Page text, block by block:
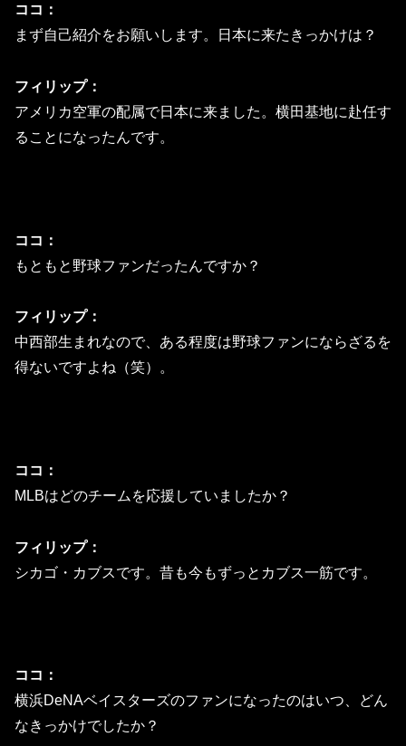
ココ：
まず自己紹介をお願いします。日本に来たきっかけは？
フィリップ：
アメリカ空軍の配属で日本に来ました。横田基地に赴任す
ることになったんです。
ココ：
もともと野球ファンだったんですか？
フィリップ：
中西部生まれなので、ある程度は野球ファンにならざるを
得ないですよね（笑）。
ココ：
MLBはどのチームを応援していましたか？
フィリップ：
シカゴ・カブスです。昔も今もずっとカブス一筋です。
ココ：
横浜DeNAベイスターズのファンになったのはいつ、どん
なきっかけでしたか？